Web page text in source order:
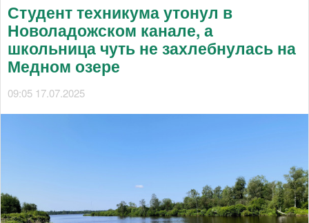
Студент техникума утонул в
Новоладожском канале, а
школьница чуть не захлебнулась на
Медном озере
09:05 17.07.2025